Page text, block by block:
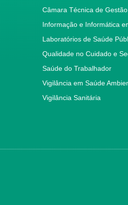
Câmara Técnica de
Informação e Informática
Laboratórios de Saúde
Qualidade no Cuidado e
Saúde do Trabalhador
Vigilância em Saúde
Vigilância Sanitária